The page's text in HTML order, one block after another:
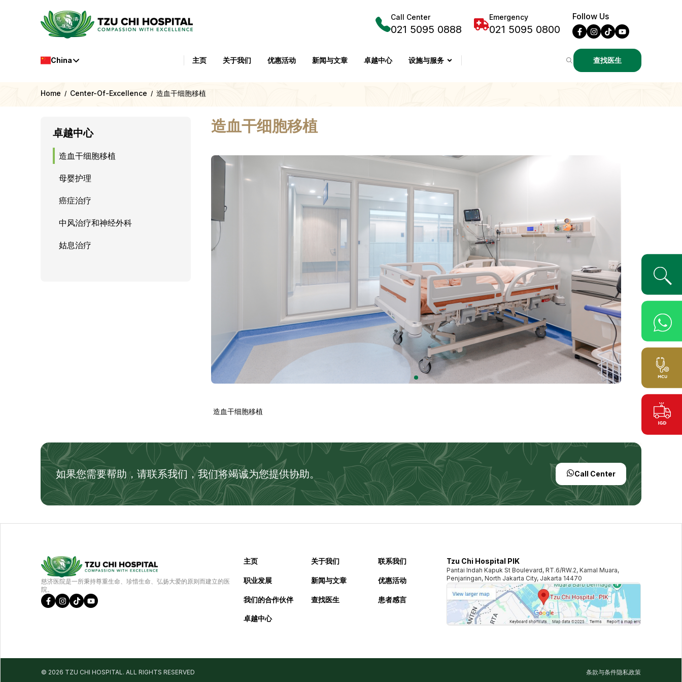
Call Center
021 5095 0888
Emergency
021 5095 0800
Follow Us
China 主页 关于我们 优惠活动 新闻与文章 卓越中心 设施与服务 查找医生
Home / Center-Of-Excellence / 造血干细胞移植
卓越中心
造血干细胞移植
母婴护理
癌症治疗
中风治疗和神经外科
姑息治疗
造血干细胞移植
造血干细胞移植
如果您需要帮助，请联系我们，我们将竭诚为您提供协助。 Call Center
慈济医院是一所秉持尊重生命、珍惜生命、弘扬大爱的原则而建立的医
院。
主页 关于我们 联系我们
职业发展 新闻与文章 优惠活动
我们的合作伙伴 查找医生 患者感言
卓越中心
Tzu Chi Hospital PIK
Pantai Indah Kapuk St Boulevard, RT.6/RW.2, Kamal Muara,
Penjaringan, North Jakarta City, Jakarta 14470
©️ 2026 TZU CHI HOSPITAL. ALL RIGHTS RESERVED 条款与条件隐私政策